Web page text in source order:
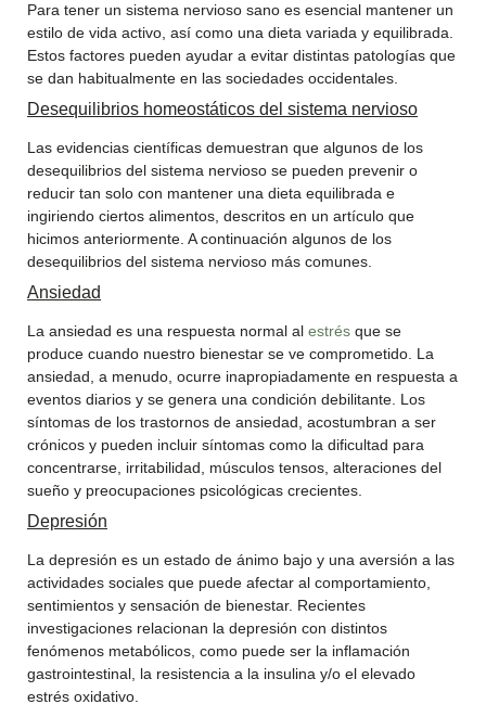
Para tener un sistema nervioso sano es esencial mantener un
estilo de vida activo, así como una dieta variada y equilibrada.
Estos factores pueden ayudar a evitar distintas patologías que
se dan habitualmente en las sociedades occidentales.
Desequilibrios homeostáticos del sistema nervioso
Las evidencias científicas demuestran que algunos de los
desequilibrios del sistema nervioso se pueden prevenir o
reducir tan solo con mantener una dieta equilibrada e
ingiriendo ciertos alimentos, descritos en un artículo que
hicimos anteriormente. A continuación algunos de los
desequilibrios del sistema nervioso más comunes.
Ansiedad
La ansiedad es una respuesta normal al estrés que se
produce cuando nuestro bienestar se ve comprometido. La
ansiedad, a menudo, ocurre inapropiadamente en respuesta a
eventos diarios y se genera una condición debilitante. Los
síntomas de los trastornos de ansiedad, acostumbran a ser
crónicos y pueden incluir síntomas como la dificultad para
concentrarse, irritabilidad, músculos tensos, alteraciones del
sueño y preocupaciones psicológicas crecientes.
Depresión
La depresión es un estado de ánimo bajo y una aversión a las
actividades sociales que puede afectar al comportamiento,
sentimientos y sensación de bienestar. Recientes
investigaciones relacionan la depresión con distintos
fenómenos metabólicos, como puede ser la inflamación
gastrointestinal, la resistencia a la insulina y/o el elevado
estrés oxidativo.